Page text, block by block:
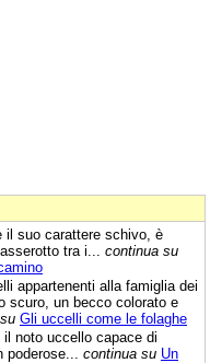
il suo carattere schivo, è
tra i... continua su
appartenenti alla famiglia dei
scuro, un becco colorato e
Gli uccelli come le folaghe
il noto uccello capace di
poderose... continua su Un